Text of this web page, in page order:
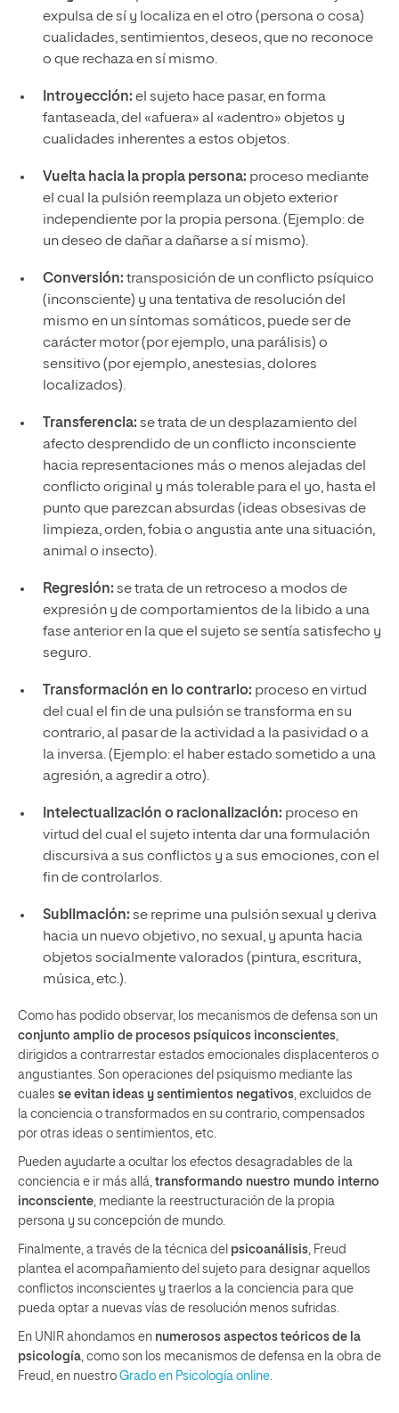
expulsa de sí y localiza en el otro (persona o cosa)
cualidades, sentimientos, deseos, que no reconoce
o que rechaza en sí mismo.
Introyección: el sujeto hace pasar, en forma
fantaseada, del «afuera» al «adentro» objetos y
cualidades inherentes a estos objetos.
Vuelta hacia la propia persona: proceso mediante
el cual la pulsión reemplaza un objeto exterior
independiente por la propia persona. (Ejemplo: de
un deseo de dañar a dañarse a sí mismo).
Conversión: transposición de un conflicto psíquico
(inconsciente) y una tentativa de resolución del
mismo en un síntomas somáticos, puede ser de
carácter motor (por ejemplo, una parálisis) o
sensitivo (por ejemplo, anestesias, dolores
localizados).
Transferencia: se trata de un desplazamiento del
afecto desprendido de un conflicto inconsciente
hacia representaciones más o menos alejadas del
conflicto original y más tolerable para el yo, hasta el
punto que parezcan absurdas (ideas obsesivas de
limpieza, orden, fobia o angustia ante una situación,
animal o insecto).
Regresión: se trata de un retroceso a modos de
expresión y de comportamientos de la libido a una
fase anterior en la que el sujeto se sentía satisfecho y
seguro.
Transformación en lo contrario: proceso en virtud
del cual el fin de una pulsión se transforma en su
contrario, al pasar de la actividad a la pasividad o a
la inversa. (Ejemplo: el haber estado sometido a una
agresión, a agredir a otro).
Intelectualización o racionalización: proceso en
virtud del cual el sujeto intenta dar una formulación
discursiva a sus conflictos y a sus emociones, con el
fin de controlarlos.
Sublimación: se reprime una pulsión sexual y deriva
hacia un nuevo objetivo, no sexual, y apunta hacia
objetos socialmente valorados (pintura, escritura,
música, etc.).
Como has podido observar, los mecanismos de defensa son un
conjunto amplio de procesos psíquicos inconscientes
dirigidos a contrarrestar estados emocionales displacenteros o
angustiantes. Son operaciones del psiquismo mediante las
cuales se evitan ideas y sentimientos negativos , excluidos de
la conciencia o transformados en su contrario, compensados
por otras ideas o sentimientos, etc.
Pueden ayudarte a ocultar los efectos desagradables de la
conciencia e ir más allá, transformando nuestro mundo interno
inconsciente , mediante la reestructuración de la propia
persona y su concepción de mundo.
Finalmente, a través de la técnica del psicoanálisis , Freud
plantea el acompañamiento del sujeto para designar aquellos
conflictos inconscientes y traerlos a la conciencia para que
pueda optar a nuevas vías de resolución menos sufridas.
En UNIR ahondamos en numerosos aspectos teóricos de la
psicología , como son los mecanismos de defensa en la obra de
Freud, en nuestro Grado en Psicología online